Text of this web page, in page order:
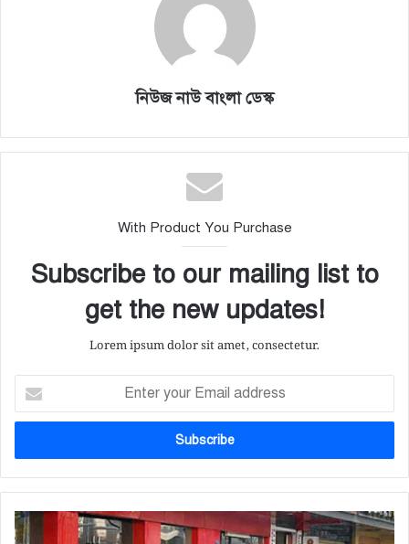
নিউজ নাউ বাংলা ডেস্ক
With Product You Purchase
Subscribe to our mailing list to
get the new updates!
Lorem ipsum dolor sit amet, consectetur.
t
r
y
u
r
ক
রো